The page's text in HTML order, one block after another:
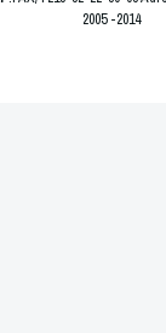
2005 -2014